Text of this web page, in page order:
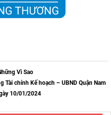
Vì Sao
chính Kế hoạch – UBND Quận Nam
10/01/2024